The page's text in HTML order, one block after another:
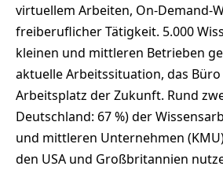
virtuellem Arbeiten, On-Demand-
freiberuflicher Tätigkeit. 5.000
kleinen und mittleren Betrieben
aktuelle Arbeitssituation, das
Arbeitsplatz der Zukunft. Rund
Deutschland: 67 %) der
und mittleren Unternehmen
den USA und Großbritannien